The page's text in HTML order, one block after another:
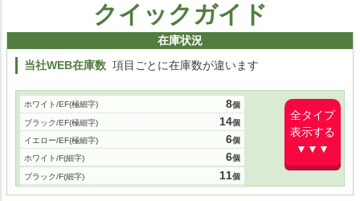
クイックガイド
在庫状況
当社WEB在庫数 項目ごとに在庫数が違います
全タイプ
表示する
▼▼▼
ホワイト/EF(極細字) 8
ブラック/EF(極細字) 14
イエロー/EF(極細字) 6
ホワイト/F(細字) 6
ブラック/F(細字) 11
イエロー/F(細字) 6